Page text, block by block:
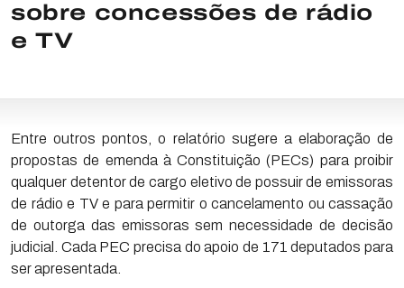
sobre concessões de rádio
e TV
Entre outros pontos, o relatório sugere a elaboração de
propostas de emenda à Constituição (PECs) para proibir
qualquer detentor de cargo eletivo de possuir de emissoras
de rádio e TV e para permitir o cancelamento ou cassação
de outorga das emissoras sem necessidade de decisão
judicial. Cada PEC precisa do apoio de 171 deputados para
ser apresentada.